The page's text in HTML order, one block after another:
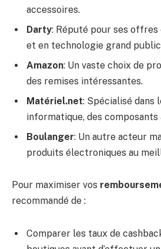
accessoires.
Darty: Réputé pour ses
et en technologie grand
Amazon: Un vaste choix de
des remises intéressantes.
Matériel.net: Spécialisé dans
informatique, des
Boulanger: Un autre acteur
produits électroniques au
Pour maximiser vos
recommandé de :
Comparer les taux de